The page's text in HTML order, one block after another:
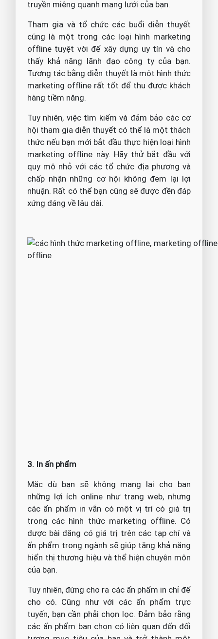
truyền miệng quanh mạng lưới của bạn.
Tham gia và tổ chức các buổi diễn thuyết
cũng là một trong các loại hình marketing
offline tuyệt vời để xây dựng uy tín và cho
thấy khả năng lãnh đạo công ty của bạn.
Tương tác bằng diễn thuyết là một hình thức
marketing offline rất tốt để thu được khách
hàng tiềm năng.
Tuy nhiên, việc tìm kiếm và đảm bảo các cơ
hội tham gia diễn thuyết có thể là một thách
thức nếu bạn mới bắt đầu thực hiện loại hình
marketing offline này. Hãy thử bắt đầu với
quy mô nhỏ với các tổ chức địa phương và
chấp nhận những cơ hội không đem lại lợi
nhuận. Rất có thể bạn cũng sẽ được đền đáp
xứng đáng về lâu dài.
3. In ấn phẩm
Mặc dù bạn sẽ không mang lại cho bạn
những lợi ích online như trang web, nhưng
các ấn phẩm in vẫn có một vị trí có giá trị
trong các hình thức marketing offline. Có
được bài đăng có giá trị trên các tạp chí và
ấn phẩm trong ngành sẽ giúp tăng khả năng
hiển thị thương hiệu và thể hiện chuyên môn
của bạn.
Tuy nhiên, đừng cho ra các ấn phẩm in chỉ để
cho có. Cũng như với các ấn phẩm trực
tuyến, bạn cần phải chọn lọc. Đảm bảo rằng
các ấn phẩm bạn chọn có liên quan đến đối